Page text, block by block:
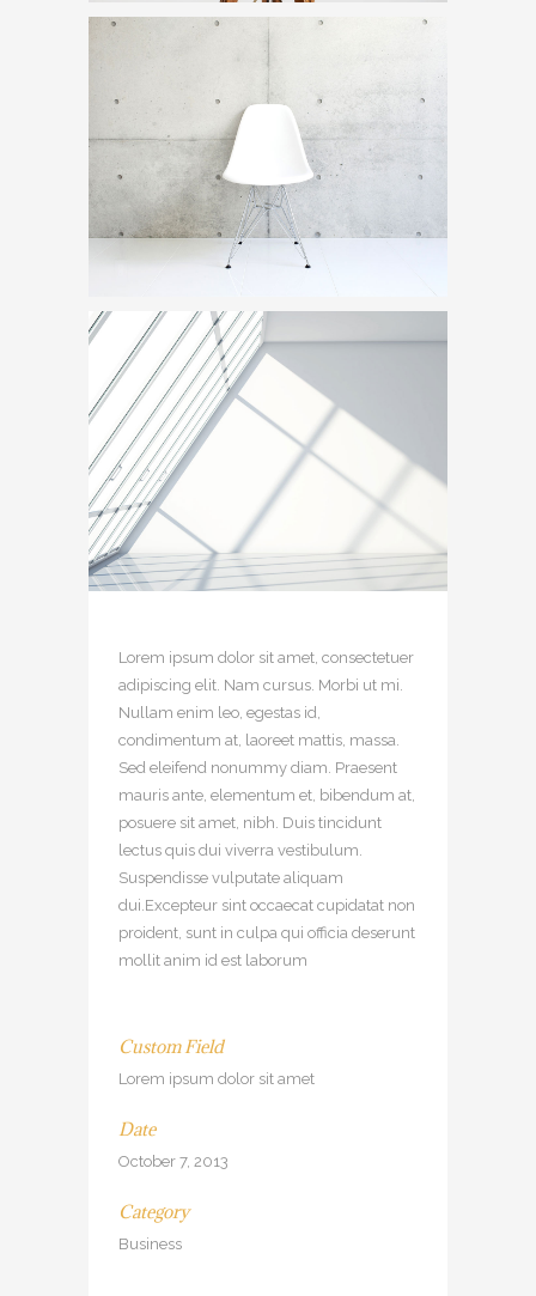
Lorem ipsum dolor sit amet, consectetuer
adipiscing elit. Nam cursus. Morbi ut mi.
Nullam enim leo, egestas id,
condimentum at, laoreet mattis, massa.
Sed eleifend nonummy diam. Praesent
mauris ante, elementum et, bibendum at,
posuere sit amet, nibh. Duis tincidunt
lectus quis dui viverra vestibulum.
Suspendisse vulputate aliquam
dui.Excepteur sint occaecat cupidatat non
proident, sunt in culpa qui officia deserunt
mollit anim id est laborum
Custom Field
Lorem ipsum dolor sit amet
Date
October 7, 2013
Category
Business